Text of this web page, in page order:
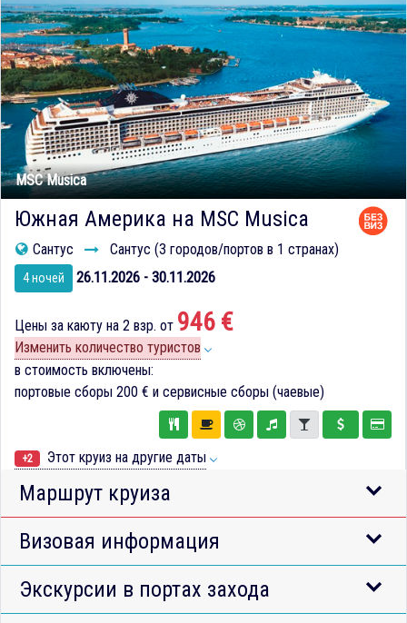
MSC Musica
Южная Америка на MSC Musica
Сантус Сантус (3 городов/портов в 1 странах)
4 ночей 26.11.2026 - 30.11.2026
Цены за каюту на 2 взр. от 946 €
Изменить количество туристов
в стоимость включены:
портовые сборы 200 € и сервисные сборы (чаевые)
+2 Этот круиз на другие даты
Маршрут круиза
Визовая информация
Экскурсии в портах захода